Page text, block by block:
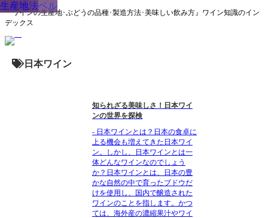
『ワインの生産地･ぶどうの品種･製造方法･美味しい飲み方』ワイン知識のイン
デックス
日本ワイン
生産地
知られざる美味しさ！日本ワイ
ンの世界を探検
- 日本ワインとは？日本の食卓に
上る機会も増えてきた日本ワイ
ン。しかし、日本ワインとは一
体どんなワインなのでしょう
か？日本ワインとは、日本の豊
かな自然の中で育ったブドウだ
けを使用し、国内で醸造された
ワインのことを指します。かつ
ては、海外産の濃縮果汁やワイ
生産地
生産地
品種
品種
生産地
生産地
品種
生産地
生産地
品種
品種
品種
生産地
生産地
品種
ワインラベル
生産方法
生産地
品種
品種
生産地
品種
生産地